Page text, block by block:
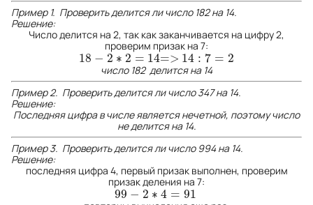
Пример 1. Проверить делится ли число 182 на 14.
Решение:
Число делится на 2, так как заканчивается на цифру 2,
проверим призак на 7:
18 − 2 ∗ 2 = 14
18− 2∗2 =14 =>
=> 14 : 7 = 2
14:7=2
число 182делится на 14
Пример 2. Проверить делится ли число 347 на 14.
Решение:
Последняя цифра в числе является нечетной, поэтому число
не делится на 14.
Пример 3. Проверить делится ли число 994 на 14.
Решение:
последняя цифра 4, первый призак выполнен, проверим
призак деления на 7:
99 − 2 ∗ 4 = 91
99 −2 ∗4= 91